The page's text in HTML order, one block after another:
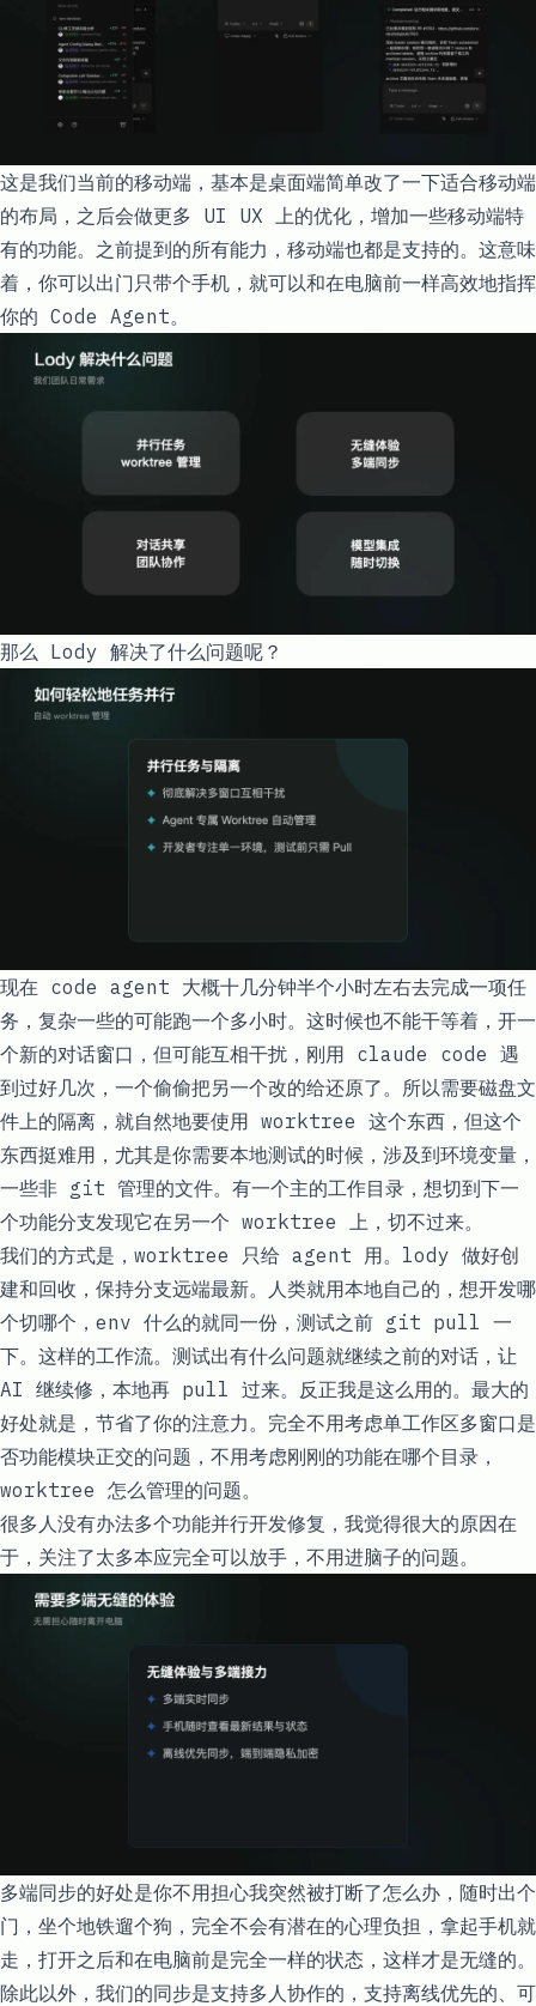
这是我们当前的移动端，基本是桌面端简单改了一下适合移动端
的布局，之后会做更多 UI UX 上的优化，增加一些移动端特
有的功能。之前提到的所有能力，移动端也都是支持的。这意味
着，你可以出门只带个手机，就可以和在电脑前一样高效地指挥
你的 Code Agent。
那么 Lody 解决了什么问题呢？
现在 code agent 大概十几分钟半个小时左右去完成一项任
务，复杂一些的可能跑一个多小时。这时候也不能干等着，开一
个新的对话窗口，但可能互相干扰，刚用 claude code 遇
到过好几次，一个偷偷把另一个改的给还原了。所以需要磁盘文
件上的隔离，就自然地要使用 worktree 这个东西，但这个
东西挺难用，尤其是你需要本地测试的时候，涉及到环境变量，
一些非 git 管理的文件。有一个主的工作目录，想切到下一
个功能分支发现它在另一个 worktree 上，切不过来。
我们的方式是，worktree 只给 agent 用。lody 做好创
建和回收，保持分支远端最新。人类就用本地自己的，想开发哪
个切哪个，env 什么的就同一份，测试之前 git pull 一
下。这样的工作流。测试出有什么问题就继续之前的对话，让
AI 继续修，本地再 pull 过来。反正我是这么用的。最大的
好处就是，节省了你的注意力。完全不用考虑单工作区多窗口是
否功能模块正交的问题，不用考虑刚刚的功能在哪个目录，
worktree 怎么管理的问题。
很多人没有办法多个功能并行开发修复，我觉得很大的原因在
于，关注了太多本应完全可以放手，不用进脑子的问题。
多端同步的好处是你不用担心我突然被打断了怎么办，随时出个
门，坐个地铁遛个狗，完全不会有潜在的心理负担，拿起手机就
走，打开之后和在电脑前是完全一样的状态，这样才是无缝的。
除此以外，我们的同步是支持多人协作的，支持离线优先的、可